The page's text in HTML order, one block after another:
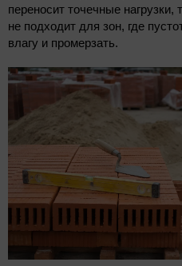
переносит точечные нагрузки,
не подходит для зон, где
влагу и промерзать.